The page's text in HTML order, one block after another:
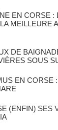
EN CORSE :
MEILLEURE
DE
SOUS
EN CORSE
(ENFIN) SES